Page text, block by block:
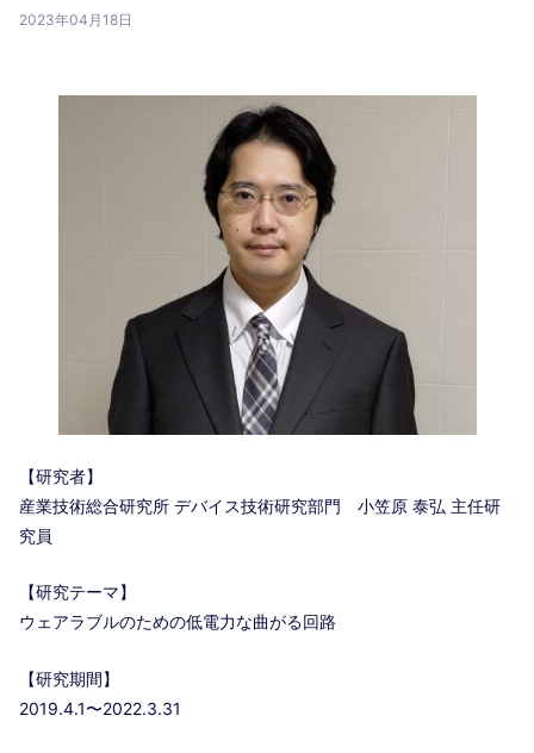
2023年04月18日
【研究者】
産業技術総合研究所 デバイス技術研究部門 小笠原 泰弘 主任研
究員
【研究テーマ】
ウェアラブルのための低電力な曲がる回路
【研究期間】
2019.4.1〜2022.3.31